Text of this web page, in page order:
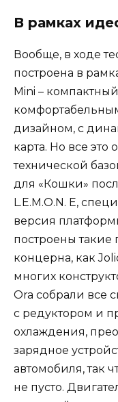
В рамках
Вообще, в ходе
построена в
Mini –
дизайном, с
карта. Но все
технической
для «Кошки»
L.E.M.O.N. E,
версия
построены
концерна, как
многих
Ora собрали все
с редуктором и
охлаждения,
зарядное
автомобиля, так
не пусто.